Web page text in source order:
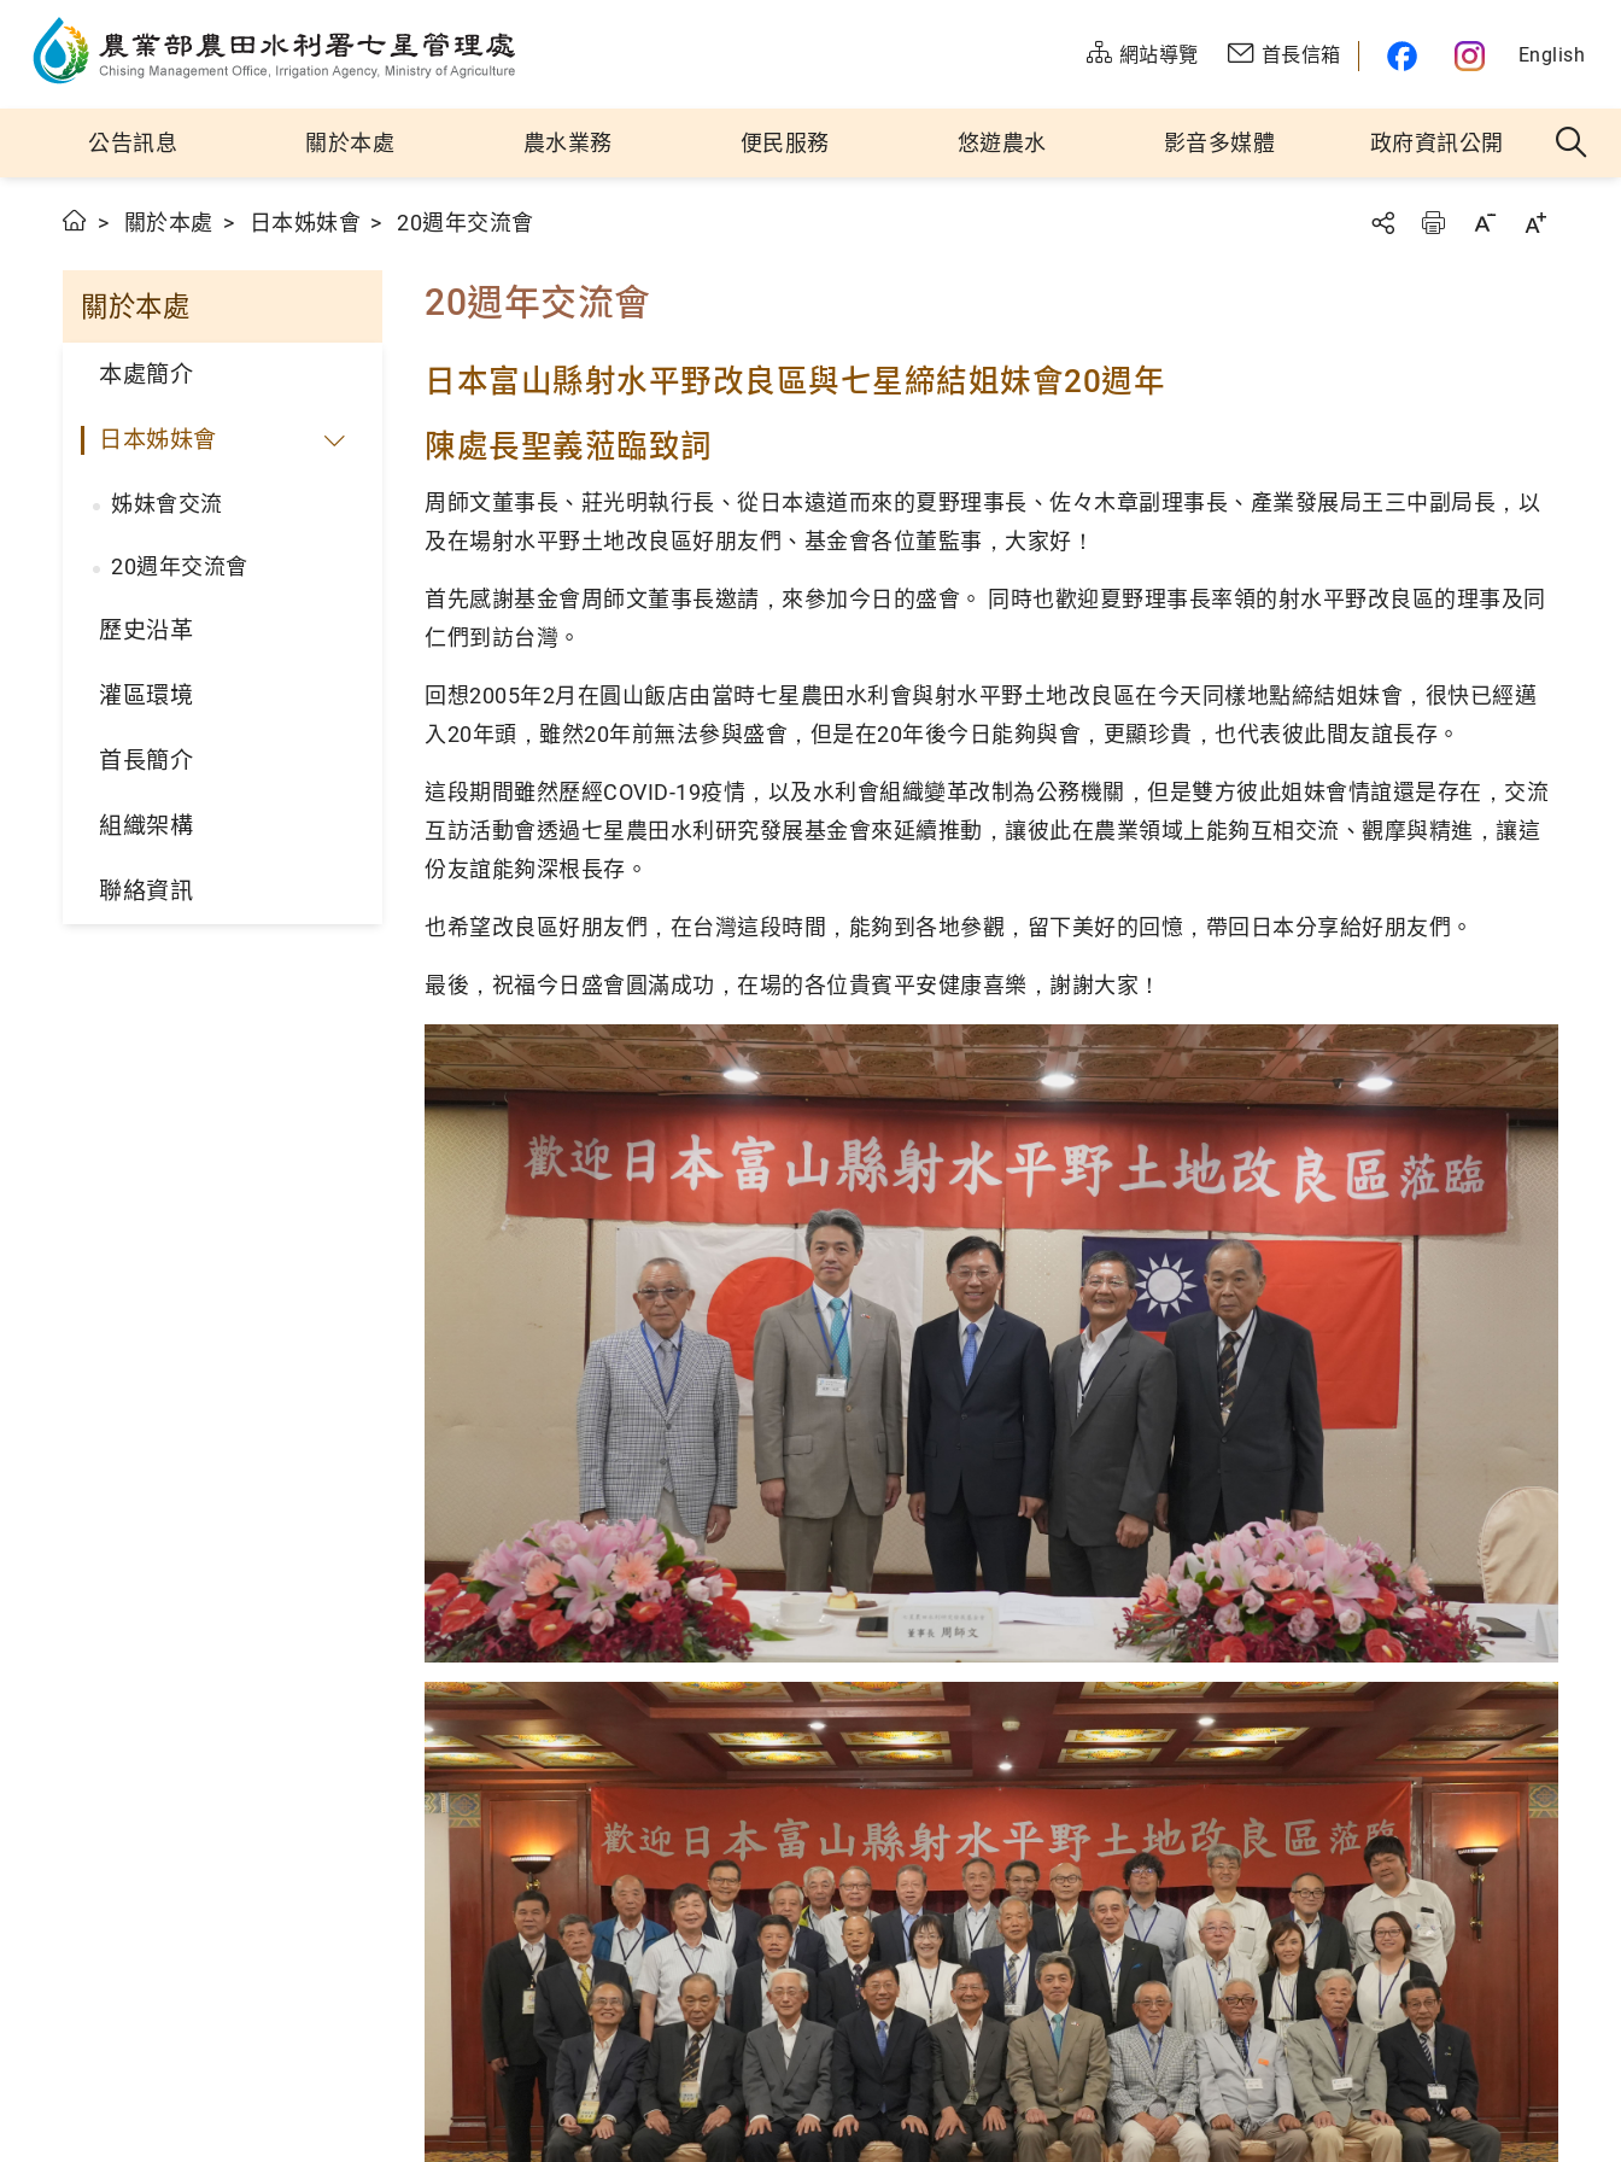
網站導覽 首長信箱 English
公告訊息 關於本處 農水業務 便民服務 悠遊農水 影音多媒體 政府資訊公開
關於本處 日本姊妹會 20週年交流會
關於本處
本處簡介
日本姊妹會
姊妹會交流
20週年交流會
歷史沿革
灌區環境
首長簡介
組織架構
聯絡資訊
20週年交流會
日本富山縣射水平野改良區與七星締結姐妹會20週年
陳處長聖義蒞臨致詞
周師文董事長、莊光明執行長、從日本遠道而來的夏野理事長、佐々木章副理事長、產業發展局王三中副局長，以
及在場射水平野土地改良區好朋友們、基金會各位董監事，大家好！
首先感謝基金會周師文董事長邀請，來參加今日的盛會。 同時也歡迎夏野理事長率領的射水平野改良區的理事及同
仁們到訪台灣。
回想2005年2月在圓山飯店由當時七星農田水利會與射水平野土地改良區在今天同樣地點締結姐妹會，很快已經邁
入20年頭，雖然20年前無法參與盛會，但是在20年後今日能夠與會，更顯珍貴，也代表彼此間友誼長存。
這段期間雖然歷經COVID-19疫情，以及水利會組織變革改制為公務機關，但是雙方彼此姐妹會情誼還是存在，交流
互訪活動會透過七星農田水利研究發展基金會來延續推動，讓彼此在農業領域上能夠互相交流、觀摩與精進，讓這
份友誼能夠深根長存。
也希望改良區好朋友們，在台灣這段時間，能夠到各地參觀，留下美好的回憶，帶回日本分享給好朋友們。
最後，祝福今日盛會圓滿成功，在場的各位貴賓平安健康喜樂，謝謝大家！